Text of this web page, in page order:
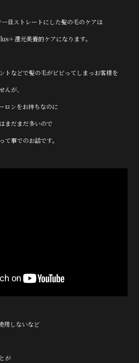
旦ストレートにした髪の毛のケアは
＋還元美養的ケアになります。
トなどで髪の毛がビビってしまっお客様を
んが、
ロンをお持ちなのに
まだまだ多いので
事でのお話です。
用しないなど
が